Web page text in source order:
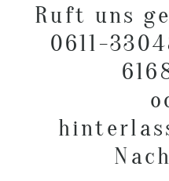
Ruft uns
0611-